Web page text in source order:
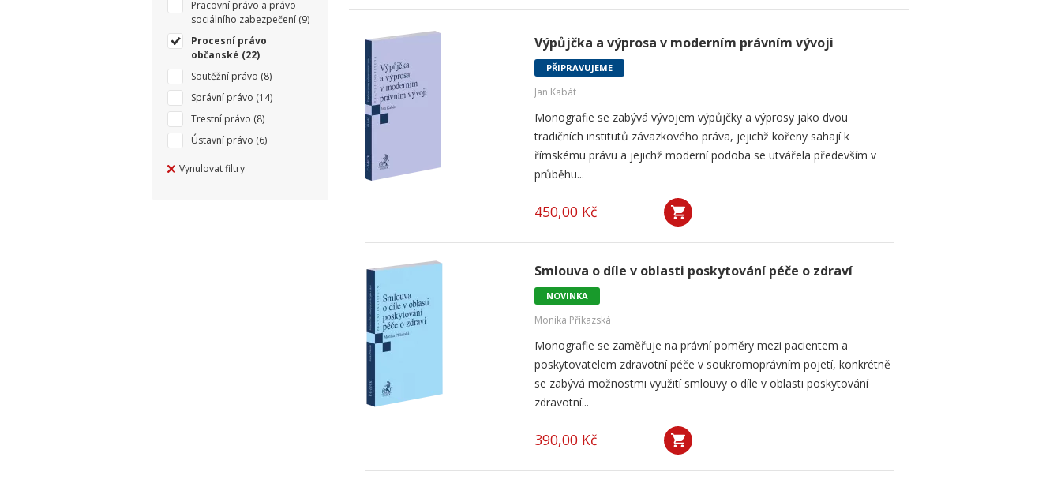
Pracovní právo a právo
sociálního zabezpečení (9)
Procesní právo
občanské (22)
Soutěžní právo (8)
Správní právo (14)
Trestní právo (8)
Ústavní právo (6)
Vynulovat filtry
Výpůjčka a výprosa v moderním právním vývoji
PŘIPRAVUJEME
Jan Kabát
Monografie se zabývá vývojem výpůjčky a výprosy jako dvou
tradičních institutů závazkového práva, jejichž kořeny sahají k
římskému právu a jejichž moderní podoba se utvářela především v
průběhu...
450,00 Kč
Smlouva o díle v oblasti poskytování péče o zdraví
NOVINKA
Monika Příkazská
Monografie se zaměřuje na právní poměry mezi pacientem a
poskytovatelem zdravotní péče v soukromoprávním pojetí, konkrétně
se zabývá možnostmi využití smlouvy o díle v oblasti poskytování
zdravotní...
390,00 Kč